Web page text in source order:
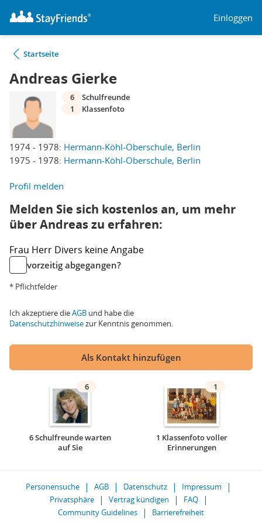
Einloggen
Startseite
Andreas Gierke
1974 - 1978: Hermann-Köhl-Oberschule, Berlin
1975 - 1978: Hermann-Köhl-Oberschule, Berlin
6
Schulfreunde
1
Klassenfoto
Profil melden
Melden Sie sich kostenlos an, um mehr
über Andreas zu erfahren:
Frau Herr Divers keine Angabe
vorzeitig abgegangen?
* Pflichtfelder
Ich akzeptiere dieAGB und habe die
Datenschutzhinweisezur Kenntnis genommen.
Als Kontakt hinzufügen
6
6 Schulfreunde warten
auf Sie
1
1 Klassenfoto voller
Erinnerungen
Personensuche AGB Datenschutz
Impressum
Privatsphäre
Vertrag kündigen
FAQ
Community Guidelines
Barrierefreiheit